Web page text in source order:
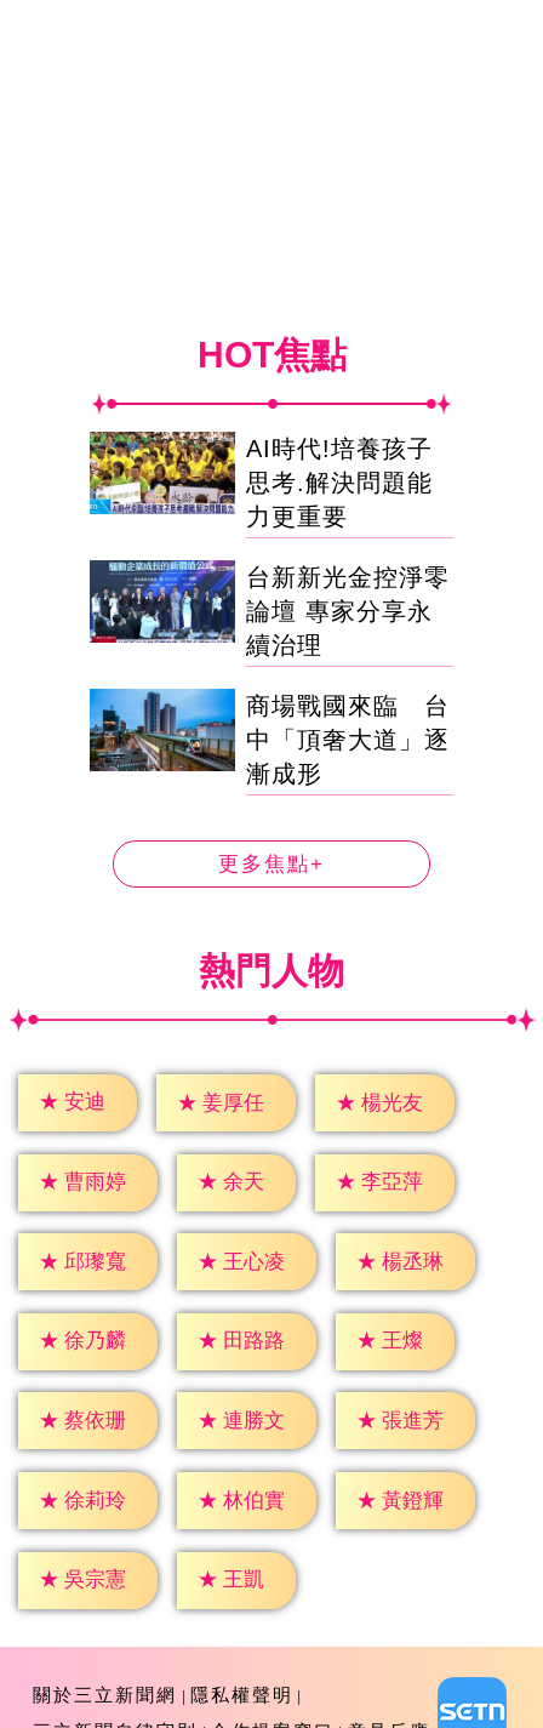
HOT焦點
AI時代!培養孩子
思考.解決問題能
力更重要
台新新光金控淨零
論壇 專家分享永
續治理
商場戰國來臨 台
中「頂奢大道」逐
漸成形
更多焦點+
熱門人物
★ 安迪 ★ 姜厚任 ★ 楊光友
★ 曹雨婷 ★ 余天 ★ 李亞萍
★ 邱瓈寬 ★ 王心凌 ★ 楊丞琳
★ 徐乃麟 ★ 田路路 ★ 王燦
★ 蔡依珊 ★ 連勝文 ★ 張進芳
★ 徐莉玲 ★ 林伯實 ★ 黃鐙輝
★ 吳宗憲 ★ 王凱
關於三立新聞網
隱私權聲明